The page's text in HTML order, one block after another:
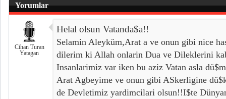
Yorumlar
Cihan Turan
Yatagan
Helal olsun Vatanda$a!!
Selamin Aleyküm,Arat a ve onun gibi nice
dilerim ki Allah onlarin Dua ve Dileklerini
Insanlarimiz var iken bu aziz Vatan asla
Arat Agbeyime ve onun gibi ASkerligine
de Devletimiz yardimcilari olsun!!I$te